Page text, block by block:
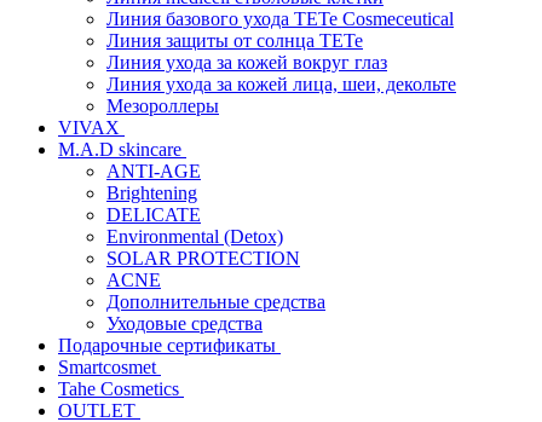
Линия базового ухода TETe Cosmeceutical
Линия защиты от солнца TETe
Линия ухода за кожей вокруг глаз
Линия ухода за кожей лица, шеи, декольте
Мезороллеры
VIVAX
M.A.D skincare
ANTI-AGE
Brightening
DELICATE
Environmental (Detox)
SOLAR PROTECTION
АCNE
Дополнительные средства
Уходовые средства
Подарочные сертификаты
Smartcosmet
Tahe Cosmetics
OUTLET